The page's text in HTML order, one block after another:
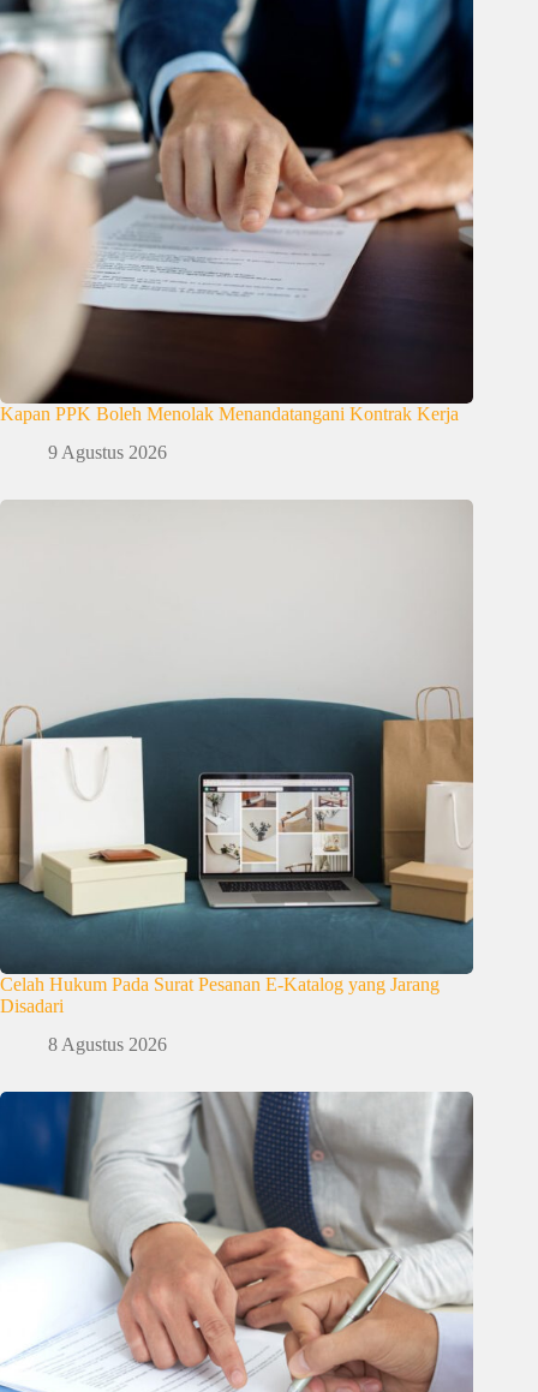
Kapan PPK Boleh Menolak Menandatangani Kontrak Kerja
9 Agustus 2026
Celah Hukum Pada Surat Pesanan E-Katalog yang Jarang
Disadari
8 Agustus 2026